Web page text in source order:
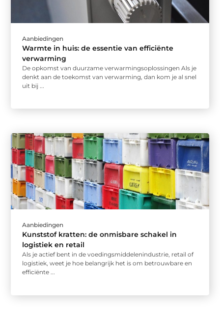
Aanbiedingen
Warmte in huis: de essentie van efficiënte
verwarming
De opkomst van duurzame verwarmingsoplossingen Als je
denkt aan de toekomst van verwarming, dan kom je al snel
uit bij ...
Aanbiedingen
Kunststof kratten: de onmisbare schakel in
logistiek en retail
Als je actief bent in de voedingsmiddelenindustrie, retail of
logistiek, weet je hoe belangrijk het is om betrouwbare en
efficiënte ...